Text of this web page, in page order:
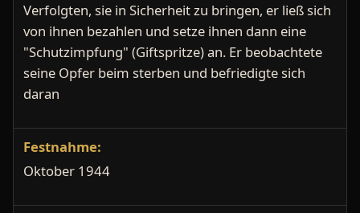
Verfolgten, sie in Sicherheit zu bringen, er ließ sich
von ihnen bezahlen und setze ihnen dann eine
"Schutzimpfung" (Giftspritze) an. Er beobachtete
seine Opfer beim sterben und befriedigte sich
daran
Festnahme:
Oktober 1944